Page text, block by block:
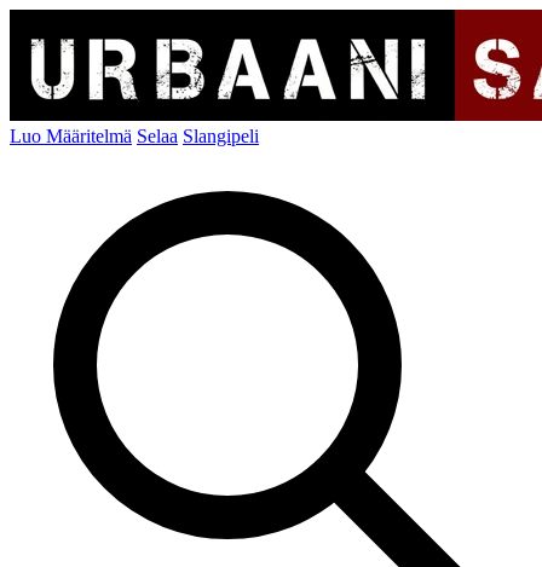
Luo Määritelmä Selaa Slangipeli